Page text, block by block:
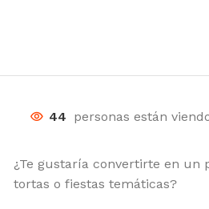
44 personas están
¿Te gustaría convertirte en un
tortas o fiestas temáticas?